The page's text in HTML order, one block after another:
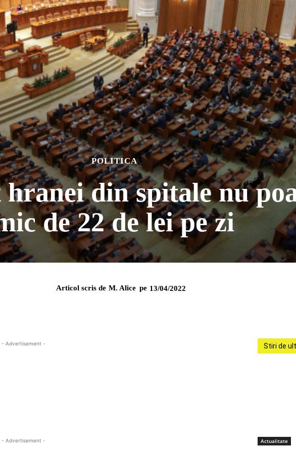
POLITICA
hranei din spitale nu
de 22 de lei pe zi
Articol scris de M. Alice pe 13/04/2022
- Advertisement -
- Advertisement -
Stiri de
Actualitate